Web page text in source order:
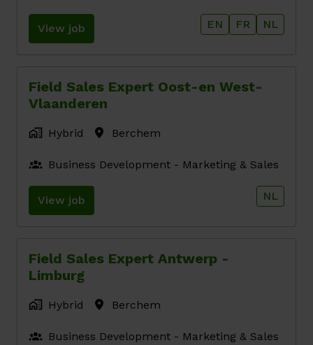
View job EN FR NL
Field Sales Expert Oost-en West-
Vlaanderen
Hybrid Berchem
Business Development - Marketing & Sales
View job NL
Field Sales Expert Antwerp -
Limburg
Hybrid Berchem
Business Development - Marketing & Sales